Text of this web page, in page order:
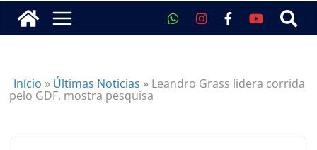
Início » Últimas Noticias » Leandro Grass lidera corrida
pelo GDF, mostra pesquisa